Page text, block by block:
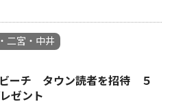
二宮・中井
ーチ タウン読者を招待 ５
ゼント